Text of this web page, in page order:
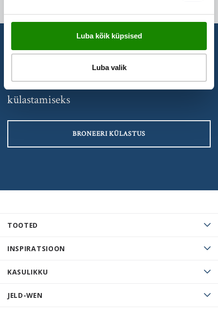
Luba kõik küpsised
Luba valik
TOOTED
INSPIRATSIOON
KASULIKKU
JELD-WEN
NÄIDISTESAAL
Broneeri aeg Swedoori näidistesaali
külastamiseks
BRONEERI KÜLASTUS